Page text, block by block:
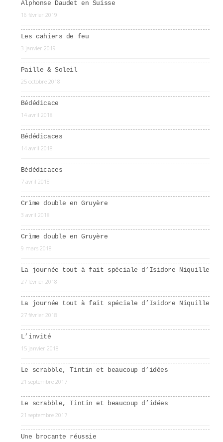
Alphonse Daudet en Suisse
16 février 2019
Les cahiers de feu
3 janvier 2019
Paille & Soleil
25 octobre 2018
Bédédicace
14 avril 2018
Bédédicaces
14 avril 2018
Bédédicaces
7 avril 2018
Crìme double en Gruyère
3 avril 2018
Crìme double en Gruyère
9 mars 2018
La journée tout à fait spéciale d’Isidore Niquille
27 février 2018
La journée tout à fait spéciale d’Isidore Niquille
27 février 2018
L’invité
15 janvier 2018
Le scrabble, Tintin et beaucoup d’idées
21 septembre 2017
Le scrabble, Tintin et beaucoup d’idées
21 septembre 2017
Une brocante réussie